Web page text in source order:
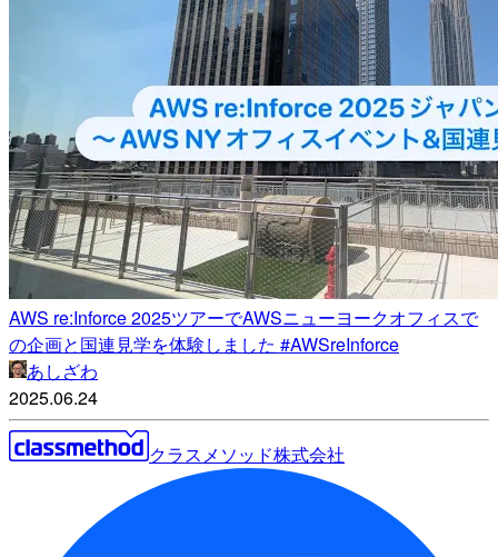
AWS re:Inforce 2025ツアーでAWSニューヨークオフィスで
の企画と国連見学を体験しました #AWSreInforce
あしざわ
2025.06.24
クラスメソッド株式会社